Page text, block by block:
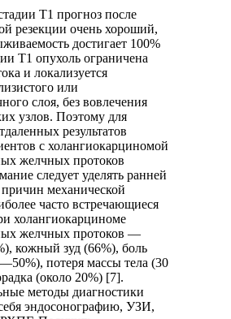
T1 прогноз после
резекции очень хороший,
достигает 100%
Т1 опухоль ограничена
и локализуется
или
слоя, без вовлечения
узлов. Поэтому для
результатов
с холангиокарциномой
желчных протоков
следует уделять ранней
причин механической
часто встречающиеся
холангиокарциноме
желчных протоков —
кожный зуд (66%), боль
потеря массы тела (30
(около 20%) [7].
методы диагностики
эндосонографию, УЗИ,